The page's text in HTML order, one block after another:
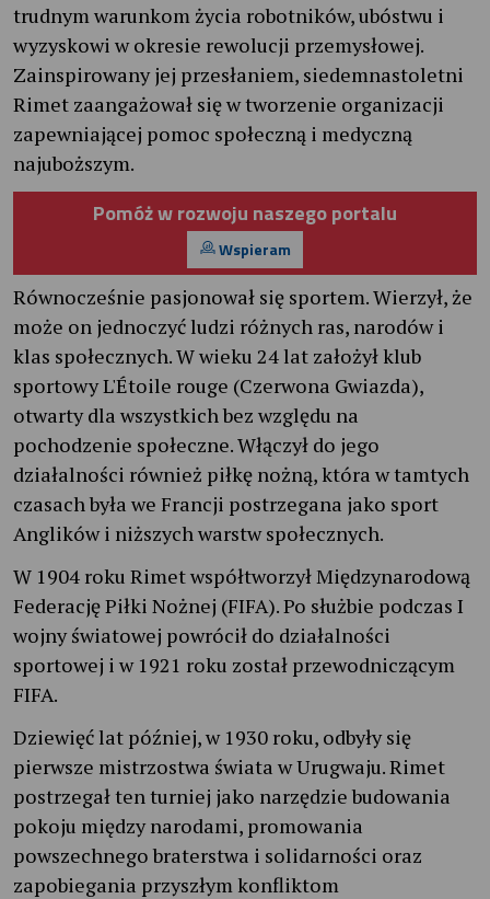
trudnym warunkom życia robotników, ubóstwu i
wyzyskowi w okresie rewolucji przemysłowej.
Zainspirowany jej przesłaniem, siedemnastoletni
Rimet zaangażował się w tworzenie organizacji
zapewniającej pomoc społeczną i medyczną
najuboższym.
Pomóż w rozwoju naszego portalu
Wspieram
Równocześnie pasjonował się sportem. Wierzył, że
może on jednoczyć ludzi różnych ras, narodów i
klas społecznych. W wieku 24 lat założył klub
sportowy L'Étoile rouge (Czerwona Gwiazda),
otwarty dla wszystkich bez względu na
pochodzenie społeczne. Włączył do jego
działalności również piłkę nożną, która w tamtych
czasach była we Francji postrzegana jako sport
Anglików i niższych warstw społecznych.
W 1904 roku Rimet współtworzył Międzynarodową
Federację Piłki Nożnej (FIFA). Po służbie podczas I
wojny światowej powrócił do działalności
sportowej i w 1921 roku został przewodniczącym
FIFA.
Dziewięć lat później, w 1930 roku, odbyły się
pierwsze mistrzostwa świata w Urugwaju. Rimet
postrzegał ten turniej jako narzędzie budowania
pokoju między narodami, promowania
powszechnego braterstwa i solidarności oraz
zapobiegania przyszłym konfliktom